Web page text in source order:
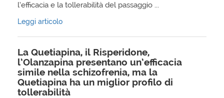
l’efficacia e la tollerabilità del passaggio ...
Leggi articolo
La Quetiapina, il Risperidone,
l’Olanzapina presentano un’efficacia
simile nella schizofrenia, ma la
Quetiapina ha un miglior profilo di
tollerabilità